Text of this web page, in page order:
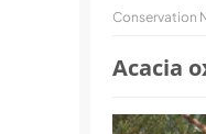
Conservation
Acacia